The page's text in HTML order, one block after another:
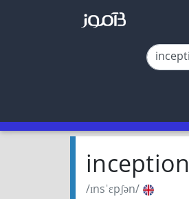
inception
/ɪnsˈɛpʃən/